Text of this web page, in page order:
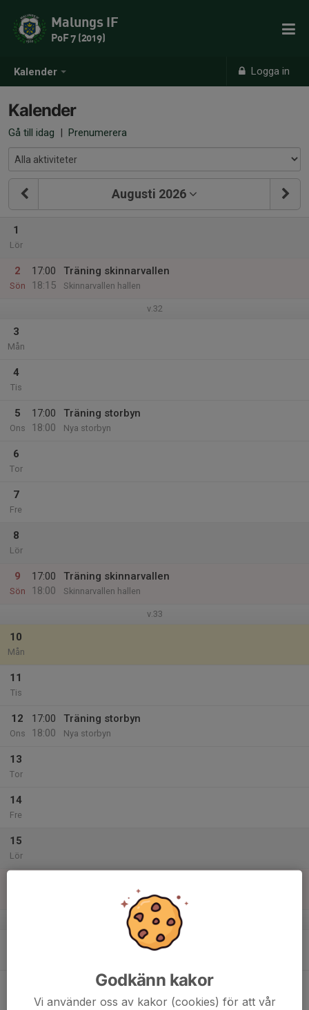
Kalender Logga in
Malungs IF
PoF 7 (2019)
Kalender
Gå till idag | Prenumerera
Augusti 2026
1
Lör
2
Sön
17:00
18:15
Träning skinnarvallen
Skinnarvallen hallen
v.32
3
Mån
4
Tis
5
Ons
17:00
18:00
Träning storbyn
Nya storbyn
6
Tor
7
Fre
8
Lör
9
Sön
17:00
18:00
Träning skinnarvallen
Skinnarvallen hallen
v.33
10
Mån
11
Tis
12
Ons
17:00
18:00
Träning storbyn
Nya storbyn
13
Tor
14
Fre
15
Lör
v.34
Godkänn kakor
Vi använder oss av kakor (cookies) för att vår